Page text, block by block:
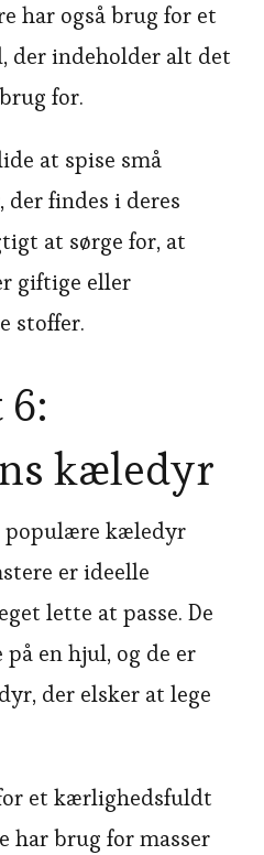
har også brug for et
der indeholder alt det
for.
at spise små
der findes i deres
at sørge for, at
giftige eller
stoffer.
kæledyr
populære kæledyr
er ideelle
lette at passe. De
en hjul, og de er
der elsker at lege
et kærlighedsfuldt
har brug for masser